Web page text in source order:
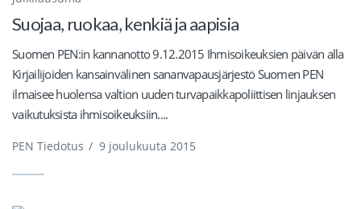
Suojaa, ruokaa, kenkiä ja aapisia
Suomen PEN:in kannanotto 9.12.2015 Ihmisoikeuksien päivän alla
Kirjailijoiden kansainvälinen sananvapausjärjestö Suomen PEN
ilmaisee huolensa valtion uuden turvapaikkapoliittisen linjauksen
vaikutuksista ihmisoikeuksiin....
PEN Tiedotus / 9 joulukuuta 2015